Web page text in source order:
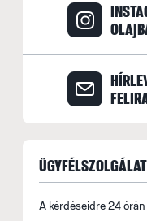
ÜGYFÉLSZOLGÁLAT
A kérdéseidre 24